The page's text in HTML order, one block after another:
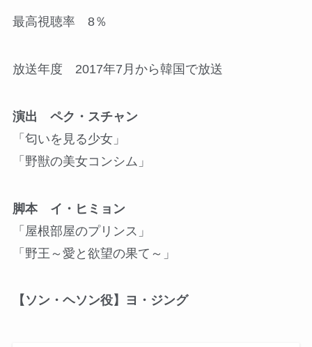
最高視聴率 8％
放送年度 2017年7月から韓国で放送
演出 ペク・スチャン
「匂いを見る少女」
「野獣の美女コンシム」
脚本 イ・ヒミョン
「屋根部屋のプリンス」
「野王～愛と欲望の果て～」
【ソン・ヘソン役】ヨ・ジング